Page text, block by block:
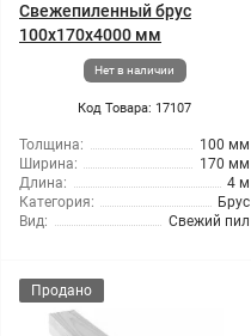
Свежепиленный брус
100x170x4000 мм
Нет в наличии
Код Товара: 17107
Толщина:
100 мм
Ширина:
170 мм
Длина:
4 м
Категория:
Брус
Вид:
Свежий пил
Продано